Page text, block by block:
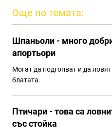
Още по темата:
Шпаньоли - много
апортьори
Могат да подгонват и да
блатата.
Птичари - това са
със стойка